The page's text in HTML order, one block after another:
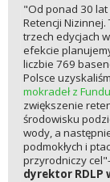
"Od ponad 30 lat
Retencji
trzech edycjach
efekcie
liczbie 769
Polsce
mokradeł z
zwiększenie
środowisku
wody, a
podmokłych i
przyrodniczy
dyrektor RDLP